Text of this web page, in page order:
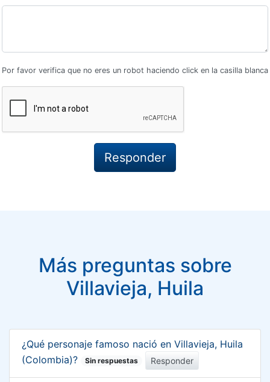
Por favor verifica que no eres un robot haciendo click en la casilla blanca
Más preguntas sobre
Villavieja, Huila
¿Qué personaje famoso nació en Villavieja, Huila
(Colombia)?
Sin respuestas Responder